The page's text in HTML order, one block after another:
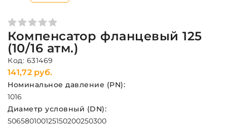
Компенсатор фланцевый 125
(10/16 атм.)
Код: 631469
141,72 руб.
Номинальное давление (PN):
1016
Диаметр условный (DN):
506580100125150200250300